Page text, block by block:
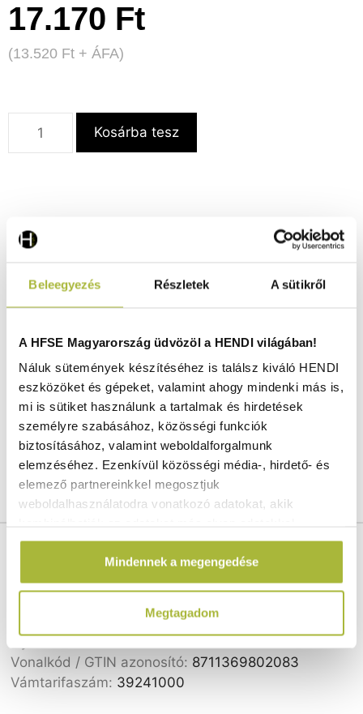
Beleegyezés Részletek A sütikről
A HFSE Magyarország üdvözöl a HENDI világában!
Náluk sütemények készítéséhez is találsz kiváló HENDI
eszközöket és gépeket, valamint ahogy mindenki más is,
mi is sütiket használunk a tartalmak és hirdetések
személyre szabásához, közösségi funkciók
biztosításához, valamint weboldalforgalmunk
elemzéséhez. Ezenkívül közösségi média-, hirdető- és
elemező partnereinkkel megosztjuk
weboldalhasználatodra vonatkozó adatokat, akik
amelyeket Te adtál meg számukra vagy az általad
használt más szolgáltatásokból gyűjtöttek.
Mindennek a megengedése
Megtagadom
17.170 Ft
(13.520 Ft + ÁFA)
Kosárba tesz
Részletek
Letölthető dokumentumok
Szállítás és fizetés
vastagság: 0,8 mm.
Lekerekített élek a könnyű tisztítás érdekében.
Hűtőszekrényben és fagyasztóban is
használható.
Mosogatógépben mosható.
A fedél (802076) külön kapható.
Cikkszám:802083
250 mm
Anyag:18/8 Rozsdamentes acél
Gyártó:HENDI
Vonalkód / GTIN azonosító: 8711369802083
Vámtarifaszám: 39241000